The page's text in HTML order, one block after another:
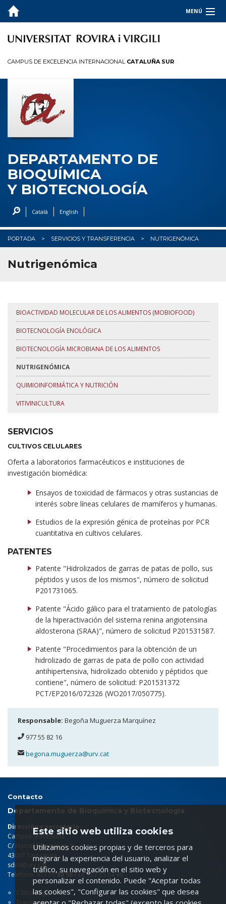
MENÚ
EL DEPARTAMENTO
INVESTIGACIÓN
SERVICIOS Y TRANSFERENCIA
Bioactividad Molecular de los Alimentos (MoBioFood)
Biotecnología Enológica
Biotecnología Microbiana de los Alimentos
Nutrigenómica
Quimioinformática y Nutrición
CAMPUS DE EXCELENCIA INTERNACIONAL CATALUÑA SUR
DEPARTAMENTO DE
BIOQUÍMICA
Y BIOTECNOLOGÍA
Català English
PORTADA SERVICIOS Y TRANSFERENCIA NUTRIGENÓMICA
Nutrigenómica
BIOACTIVIDAD MOLECULAR DE LOS ALIMENTOS (MOBIOFOOD)
BIOTECNOLOGÍA ENOLÓGICA
BIOTECNOLOGÍA MICROBIANA DE LOS ALIMENTOS
NUTRIGENÓMICA
QUIMIOINFORMÁTICA Y NUTRICIÓN
VITIVINICULTURA
SERVICIOS
CULTIVOS CELULARES
Oferta a laboratorios farmacéuticos e instituciones de
investigación biomédica:
Ensayos de toxicidad de fármacos y otras sustancias de
interés sobre líneas celulares de mamíferos y humanas.
Estudios de la expresión génica de proteínas por PCR
cuantitativa en cultivos celulares.
PATENTES
Patente "Hidrolizados de garras de patas de pollo, sus
péptidos y usos de los mismos", número de solicitud
P201731065.
Patente "Ácido gálico para el tratamiento de patologías
de la hiperactivación del sistema renina angiotensina
aldosterona (SRAA)", número de solicitud P201531587.
Patente "Procedimientos para la obtención de un
hidrolizado de garras de pata de pollo con actividad
antihipertensiva, hidrolizado obtenido y péptidos que
contiene", número de solicitud: P201531372
PCT/EP2016/072326 (WO2017/050775).
Responsable: Begoña Muguerza Marquínez
977 55 82 16
begona.muguerza@urv.cat
Contacto
Departamento de Bioquímica y Biotecnología
Dirección y secretaría
Campus Sescelades
C/ Marcel·lí Domingo, 1
43007 Tarragona
sdn4@urv.cat
Teléfono: 977 5588 58Fax: 977 55 84 46
Cómo llegar
Transporte
Este sitio web utiliza cookies
Utilizamos cookies propias y de terceros para
mejorar la experiencia del usuario, analizar el
tráfico, su navegación en el sitio web y
personalizar el contenido. Puede "Aceptar todas
las cookies", "Configurar las cookies" que desea